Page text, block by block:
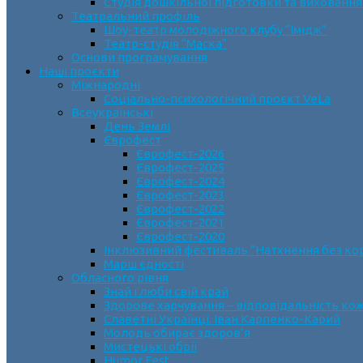
Театральний профіль
Шоу-театр молодіжного клубу “Імідж”
Театр-студія “Маска”
Основи програмування
Наші проєкти
Міжнародні
Соціально-психологічний проєкт VeLa
Всеукраїнські
День Землі
Єврофест
Єврофест-2026
Єврофест-2025
Єврофест-2024
Єврофест-2023
Єврофест-2022
Єврофест-2021
Єврофест-2020
Інклюзивний фестиваль “Натхнення без
Марш єдності
Обласного рівня
Знай і люби свій край
Здорове харчування – відповідальність
Славетні Українці. Іван Карпенко-Карий
Молодь обирає здоров’я
Мистецькі обрії
Humor Fest